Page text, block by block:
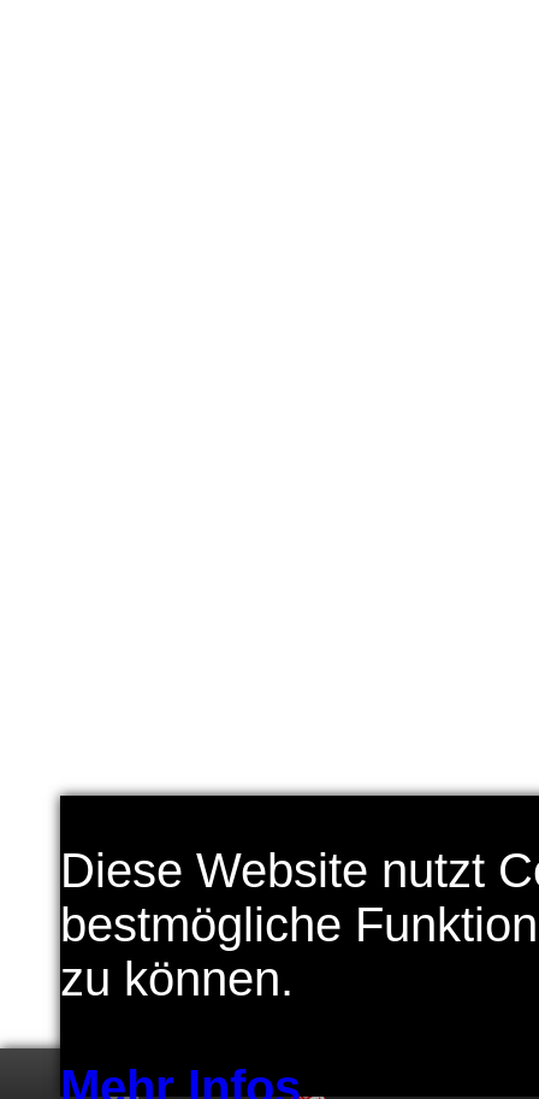
Diese Website nutzt
bestmögliche
zu können.
Mehr Infos